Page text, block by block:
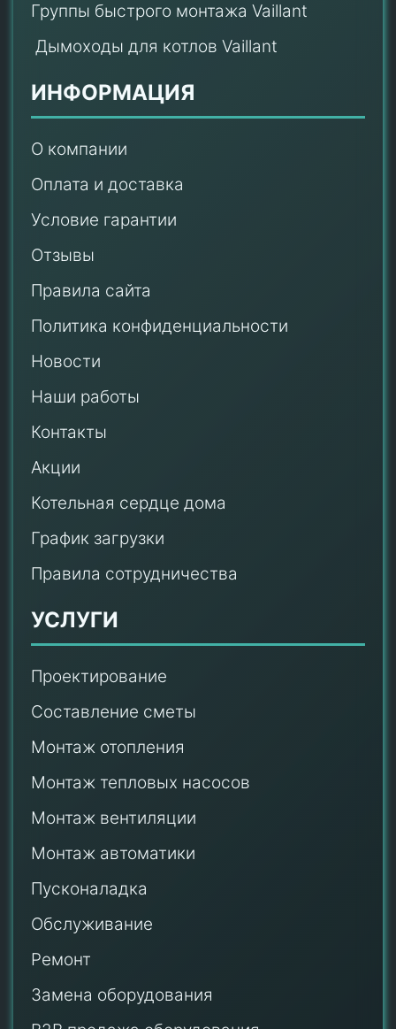
Группы быстрого монтажа Vaillant
Дымоходы для котлов Vaillant
ИНФОРМАЦИЯ
О компании
Оплата и доставка
Условие гарантии
Отзывы
Правила сайта
Политика конфиденциальности
Новости
Наши работы
Контакты
Акции
Котельная сердце дома
График загрузки
Правила сотрудничества
УСЛУГИ
Проектирование
Составление сметы
Монтаж отопления
Монтаж тепловых насосов
Монтаж вентиляции
Монтаж автоматики
Пусконаладка
Обслуживание
Ремонт
Замена оборудования